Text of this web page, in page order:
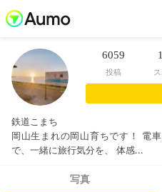
6059
投稿
鉄道こまち
岡山生まれの岡山育ちです！ 電
で、一緒に旅行気分を、 体感...
写真